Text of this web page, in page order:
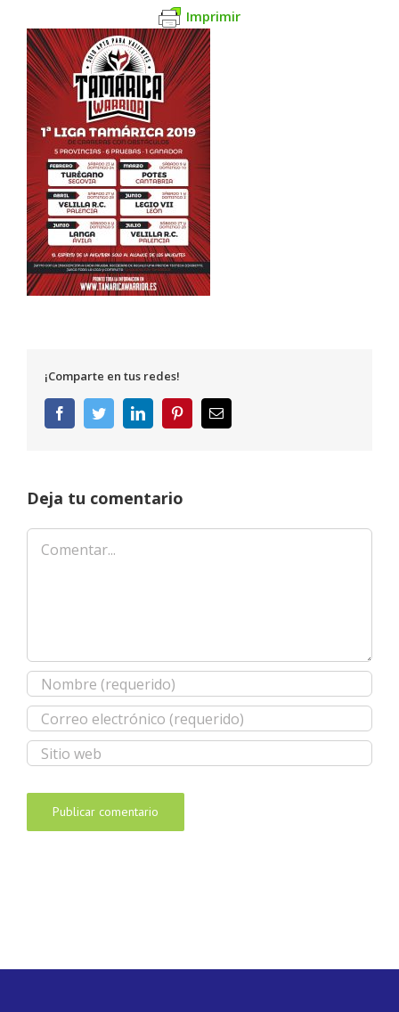
Imprimir
¡Comparte en tus redes!
FacebookTwitterLinkedInPinterestCorreo
electrónico
Deja tu comentario
Comentar